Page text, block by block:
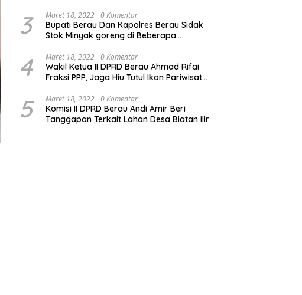
3 Maret 18, 2022 0 Komentar
Bupati Berau Dan Kapolres Berau Sidak
Stok Minyak goreng di Beberapa
4 Maret 18, 2022 0 Komentar
Wakil Ketua II DPRD Berau Ahmad Rifai
Fraksi PPP, Jaga Hiu Tutul Ikon Pariwisata
5 Maret 18, 2022 0 Komentar
Komisi II DPRD Berau Andi Amir Beri
Tanggapan Terkait Lahan Desa Biatan Ilir